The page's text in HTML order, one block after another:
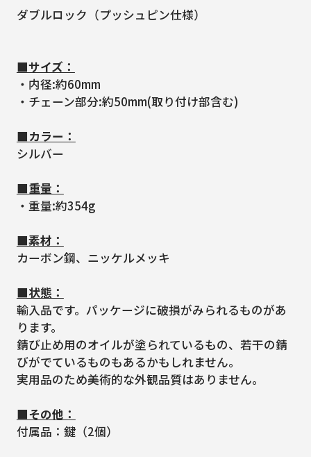
ダブルロック（プッシュピン仕様）
■サイズ：
・内径:約60mm
・チェーン部分:約50mm(取り付け部含む)
■カラー：
シルバー
■重量：
・重量:約354g
■素材：
カーボン鋼、ニッケルメッキ
■状態：
輸入品です。パッケージに破損がみられるものがあ
ります。
錆び止め用のオイルが塗られているもの、若干の錆
びがでているものもあるかもしれません。
実用品のため美術的な外観品質はありません。
■その他：
付属品：鍵（2個）